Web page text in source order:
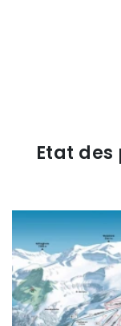
Etat